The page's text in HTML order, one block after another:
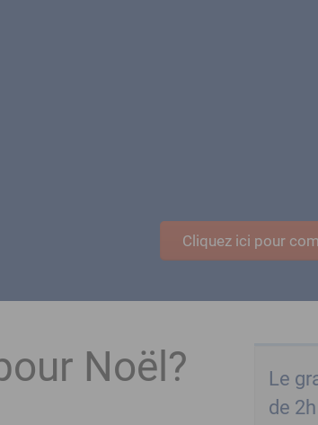
Cliquez ici pour
Le
de
Noël?